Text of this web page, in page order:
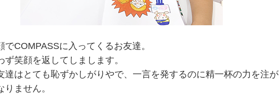
でCOMPASSに入ってくるお友達。
ず笑顔を返してしまします。
達はとても恥ずかしがりやで、一言を発するのに精一杯の力を注が
りません。